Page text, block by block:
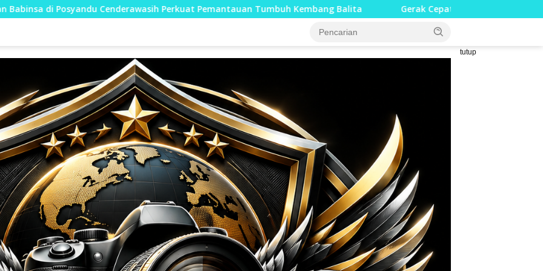
Perkuat Pemantauan Tumbuh Kembang Balita Gerak Cepat Personel Kodim 1008/Tabalong Padamkan
tutup